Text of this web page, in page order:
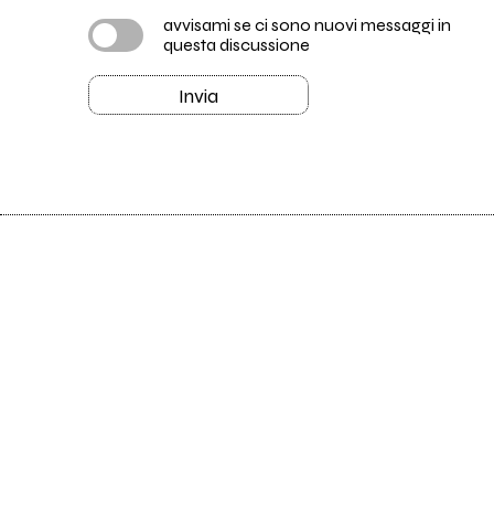
avvisami se ci sono nuovi messaggi in
questa discussione
Invia